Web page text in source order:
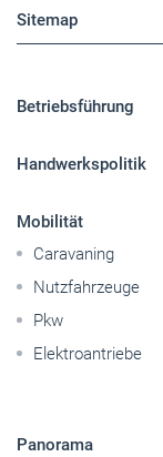
Sitemap
Betriebsführung
Handwerkspolitik
Mobilität
Caravaning
Nutzfahrzeuge
Pkw
Elektroantriebe
Panorama